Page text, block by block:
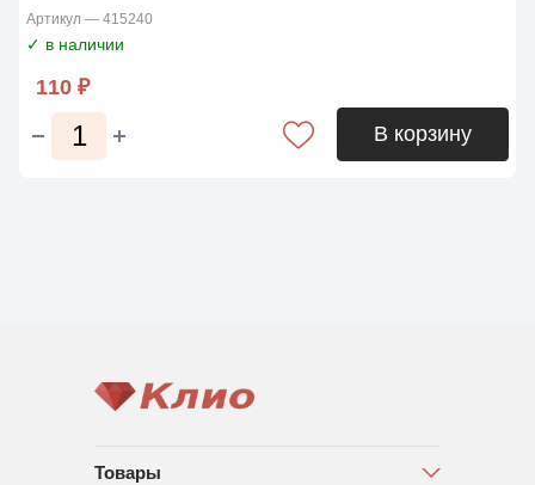
Артикул — 415240
✓ в наличии
110 ₽
В корзину
Товары